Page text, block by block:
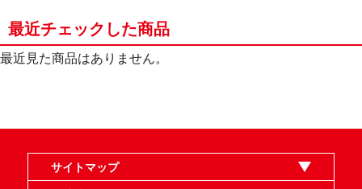
最近チェックした商品
最近見た商品はありません。
サイトマップ